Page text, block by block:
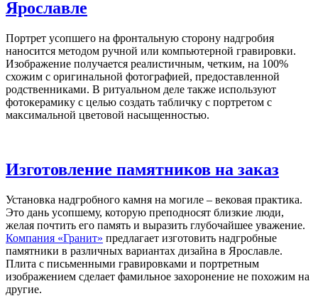
Ярославле
Портрет усопшего на фронтальную сторону надгробия
наносится методом ручной или компьютерной гравировки.
Изображение получается реалистичным, четким, на 100%
схожим с оригинальной фотографией, предоставленной
родственниками. В ритуальном деле также используют
фотокерамику с целью создать табличку с портретом с
максимальной цветовой насыщенностью.
Изготовление памятников на заказ
Установка надгробного камня на могиле – вековая практика.
Это дань усопшему, которую преподносят близкие люди,
желая почтить его память и выразить глубочайшее уважение.
Компания «Гранит» предлагает изготовить надгробные
памятники в различных вариантах дизайна в Ярославле.
Плита с письменными гравировками и портретным
изображением сделает фамильное захоронение не похожим на
другие.